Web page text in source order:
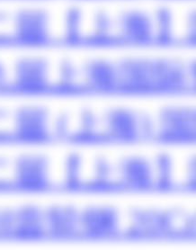
届【上海
届上海国
届 (上海)
届【上海
齿轮钢